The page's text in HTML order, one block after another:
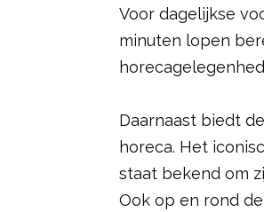
Voor dagelijkse
minuten lopen
Daarnaast biedt
horeca. Het
staat bekend om
Ook op en rond